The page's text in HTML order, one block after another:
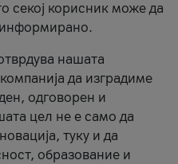
секој корисник може да
информирано.
нашата
да изградиме
одговорен и
цел не е само да
туку и да
образование и